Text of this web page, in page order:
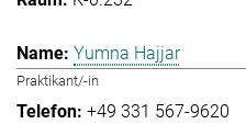
Yumna Hajjar
Praktikant/-in
+49 331 567-9620